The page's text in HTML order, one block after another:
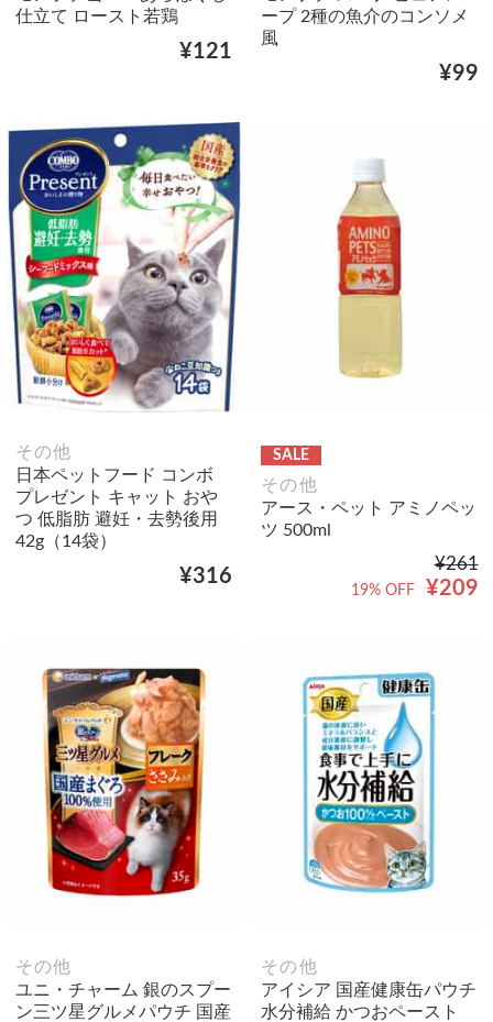
仕立て ロースト若鶏
¥121
ープ 2種の魚介のコンソメ
風
¥99
その他
日本ペットフード コンボ
プレゼント キャット おや
つ 低脂肪 避妊・去勢後用
42g（14袋）
¥316
SALE
その他
アース・ペット アミノペッ
ツ 500ml
¥261
¥209
19% OFF
その他
ユニ・チャーム 銀のスプー
ン三ツ星グルメパウチ 国産
その他
アイシア 国産健康缶パウチ
水分補給 かつおペースト